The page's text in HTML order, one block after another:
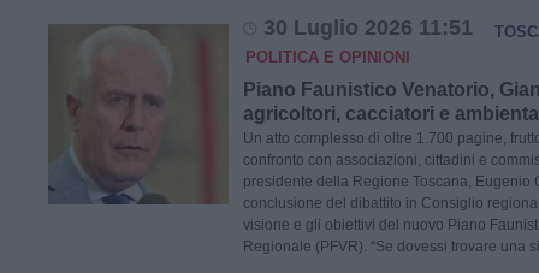
30 Luglio 2026 11:51
POLITICA E OPINIONI
Piano Faunistico Venatorio,
agricoltori, cacciatori e
Un atto complesso di oltre 1.700 pagine,
confronto con associazioni, cittadini e
presidente della Regione Toscana, Eugenio
conclusione del dibattito in Consiglio
visione e gli obiettivi del nuovo Piano
Regionale (PFVR). “Se dovessi trovare una